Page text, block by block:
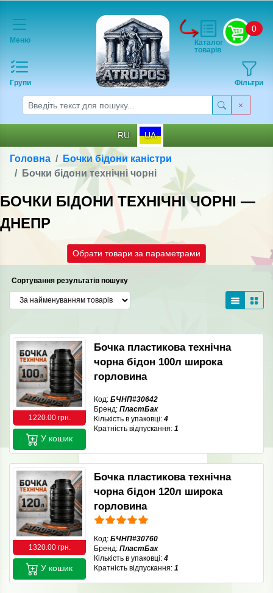
Меню
Групи
0
Фільтри
Каталог
товарів
RU UA
Головна
Бочки бідони каністри
Бочки бідони технічні чорні
БОЧКИ БІДОНИ ТЕХНІЧНІ ЧОРНІ —
ДНЕПР
Обрати товари за параметрами
Сортування результатів пошуку
1220.00 грн.
Бочка пластикова технічна
чорна бідон 100л широка
горловина
Код: БЧНП#30642
Бренд: ПластБак
Кількість в упаковці: 4
Кратність відпускання: 1
У кошик
1320.00 грн.
Бочка пластикова технічна
чорна бідон 120л широка
горловина
Код: БЧНП#30760
Бренд: ПластБак
Кількість в упаковці: 4
Кратність відпускання: 1
У кошик